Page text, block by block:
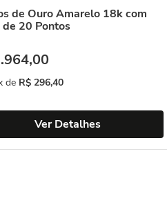
de Ouro Amarelo 18k com
de 20 Pontos
.964,00
de R$ 296,40
Ver Detalhes